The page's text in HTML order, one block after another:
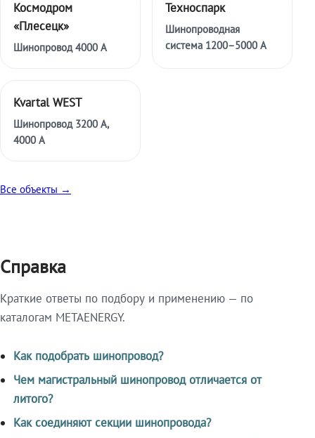
Космодром
«Плесецк»
Шинопровод 4000 А
Техноспарк
Шинопроводная
система 1200–5000 А
Kvartal WEST
Шинопровод 3200 А,
4000 А
Все объекты →
Справка
Краткие ответы по подбору и применению — по
каталогам METAENERGY.
Как подобрать шинопровод?
Чем магистральный шинопровод отличается от
литого?
Как соединяют секции шинопровода?